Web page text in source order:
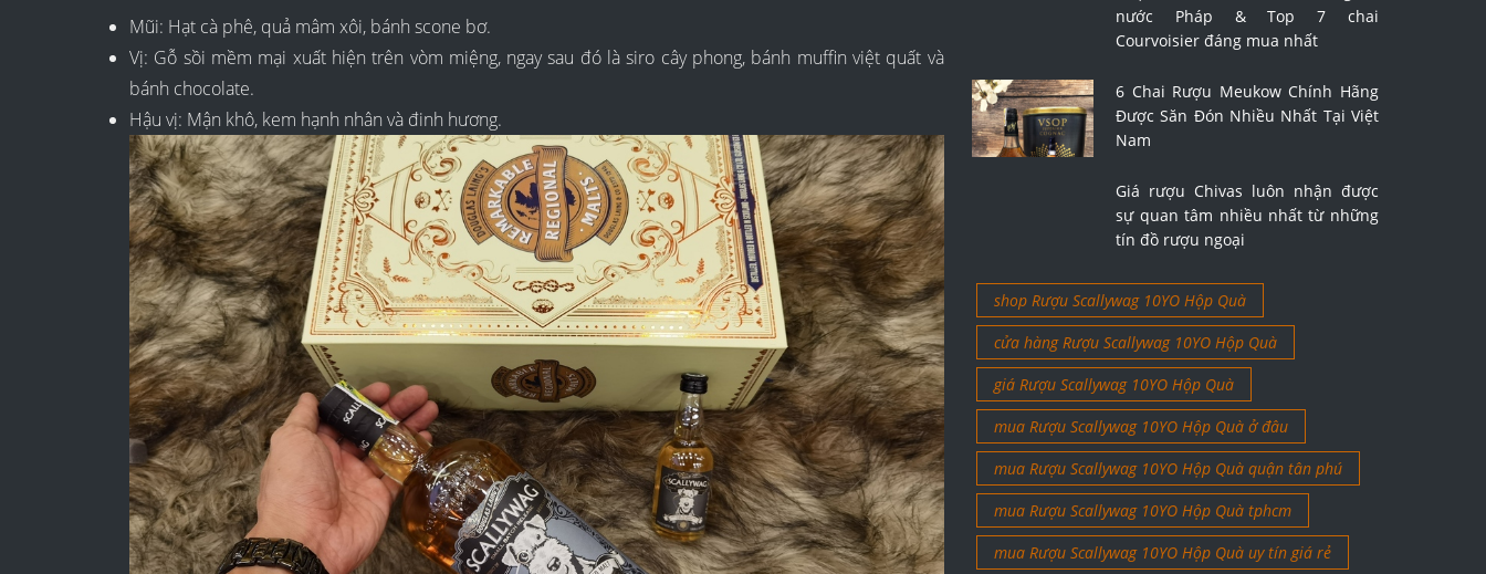
Mũi: Hạt cà phê, quả mâm xôi, bánh scone bơ.
Vị: Gỗ sồi mềm mại xuất hiện trên vòm miệng, ngay sau đó là siro cây phong, bánh muffin việt quất và
bánh chocolate.
Hậu vị: Mận khô, kem hạnh nhân và đinh hương.
nước Pháp & Top 7 chai
Courvoisier đáng mua nhất
6 Chai Rượu Meukow Chính Hãng
Được Săn Đón Nhiều Nhất Tại Việt
Nam
Giá rượu Chivas luôn nhận được
sự quan tâm nhiều nhất từ những
tín đồ rượu ngoại
shop Rượu Scallywag 10YO Hộp Quà
cửa hàng Rượu Scallywag 10YO Hộp Quà
giá Rượu Scallywag 10YO Hộp Quà
mua Rượu Scallywag 10YO Hộp Quà ở đâu
mua Rượu Scallywag 10YO Hộp Quà quận tân phú
mua Rượu Scallywag 10YO Hộp Quà tphcm
mua Rượu Scallywag 10YO Hộp Quà uy tín giá rẻ